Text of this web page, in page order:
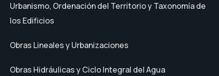
Urbanismo, Ordenación del Territorio y Taxonomía de
los Edificios
Obras Lineales y Urbanizaciones
Obras Hidráulicas y Ciclo Integral del Agua